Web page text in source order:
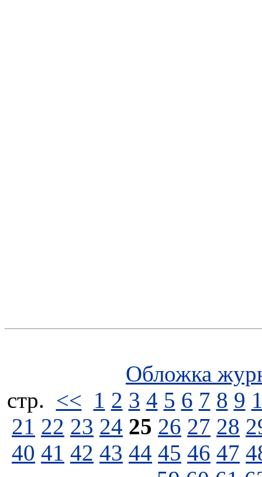
Обложка
стp. << 1 2 3 4 5 6 7 8 9
21 22 23 24 25 26 27 28
40 41 42 43 44 45 46 47